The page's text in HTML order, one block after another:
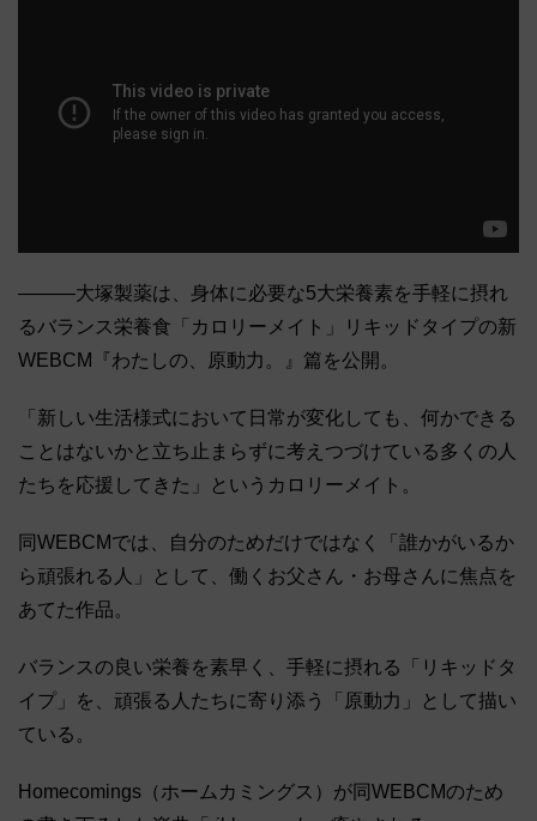
―――大塚製薬は、身体に必要な5大栄養素を手軽に摂れ
るバランス栄養食「カロリーメイト」リキッドタイプの新
WEBCM『わたしの、原動力。』篇を公開。
「新しい生活様式において日常が変化しても、何かできる
ことはないかと立ち止まらずに考えつづけている多くの人
たちを応援してきた」というカロリーメイト。
同WEBCMでは、自分のためだけではなく「誰かがいるか
ら頑張れる人」として、働くお父さん・お母さんに焦点を
あてた作品。
バランスの良い栄養を素早く、手軽に摂れる「リキッドタ
イプ」を、頑張る人たちに寄り添う「原動力」として描い
ている。
Homecomings（ホームカミングス）が同WEBCMのため